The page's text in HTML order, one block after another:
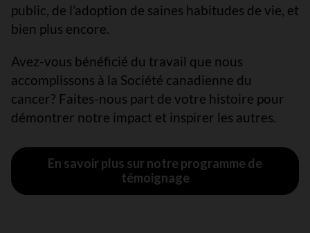
public, de l’adoption de saines habitudes de vie, et
bien plus encore.
Avez-vous bénéficié du travail que nous
accomplissons à la Société canadienne du
cancer? Faites-nous part de votre histoire pour
démontrer notre impact et inspirer les autres.
En savoir plus sur notre programme de
témoignage